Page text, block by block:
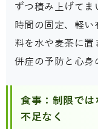
ずつ積み上げてま
時間の固定、軽い
料を水や麦茶に
併症の予防と心身
食事：制限で
不足なく